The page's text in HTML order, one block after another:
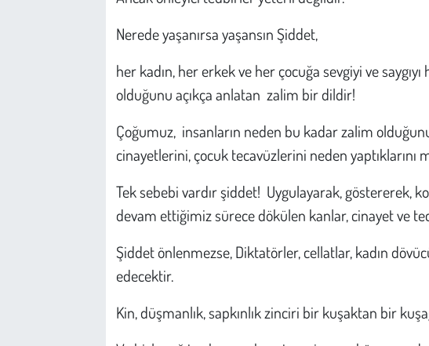
Nerede yaşanırsa yaşansın Şiddet,
her kadın, her erkek ve her çocuğa sevgiyi ve
olduğunu açıkça anlatan zalim bir dildir!
Çoğumuz, insanların neden bu kadar zalim
cinayetlerini, çocuk tecavüzlerini neden yaptıklarını
Tek sebebi vardır şiddet! Uygulayarak, göstererek,
devam ettiğimiz sürece dökülen kanlar, cinayet ve
Şiddet önlenmezse, Diktatörler, cellatlar, kadın
edecektir.
Kin, düşmanlık, sapkınlık zinciri bir kuşaktan bir